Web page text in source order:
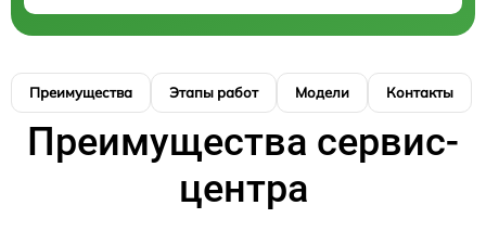
Преимущества Этапы работ Модели Контакты
Преимущества сервис-
центра